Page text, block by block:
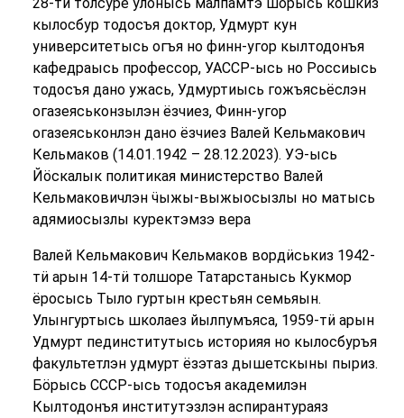
кылосбур тодосъя доктор, Удмурт кун
университетысь огъя но финн-угор кылтодонъя
кафедраысь профессор, УАССР-ысь но Россиысь
тодосъя дано ужась, Удмуртиысь гожъясьёслэн
огазеяськонзылэн ёзчиез, Финн-угор
огазеяськонлэн дано ёзчиез Валей Кельмакович
Кельмаков (14.01.1942 – 28.12.2023). УЭ-ысь
Йӧскалык политикая министерство Валей
Кельмаковичлэн ӵыжы-выжыосызлы но матысь
адямиосызлы куректэмзэ вера
Валей Кельмакович Кельмаков вордӥськиз 1942-
тӥ арын 14-тӥ толшоре Татарстанысь Кукмор
ёросысь Тыло гуртын крестьян семьяын.
Улынгуртысь школаез йылпумъяса, 1959-тӥ арын
Удмурт пединститутысь историяя но кылосбуръя
факультетлэн удмурт ёзэтаз дышетскыны пыриз.
Бӧрысь СССР-ысь тодосъя академилэн
Кылтодонъя институтэзлэн аспирантураяз